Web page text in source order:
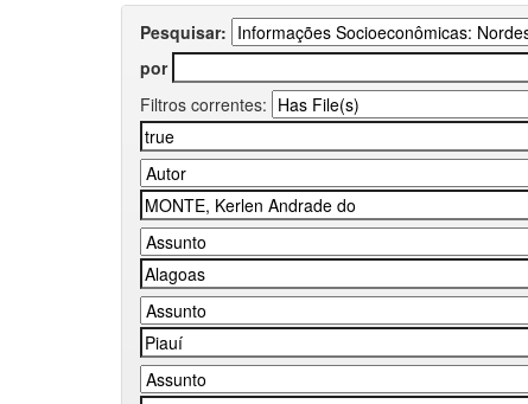
Pesquisar:
por
Filtros correntes: